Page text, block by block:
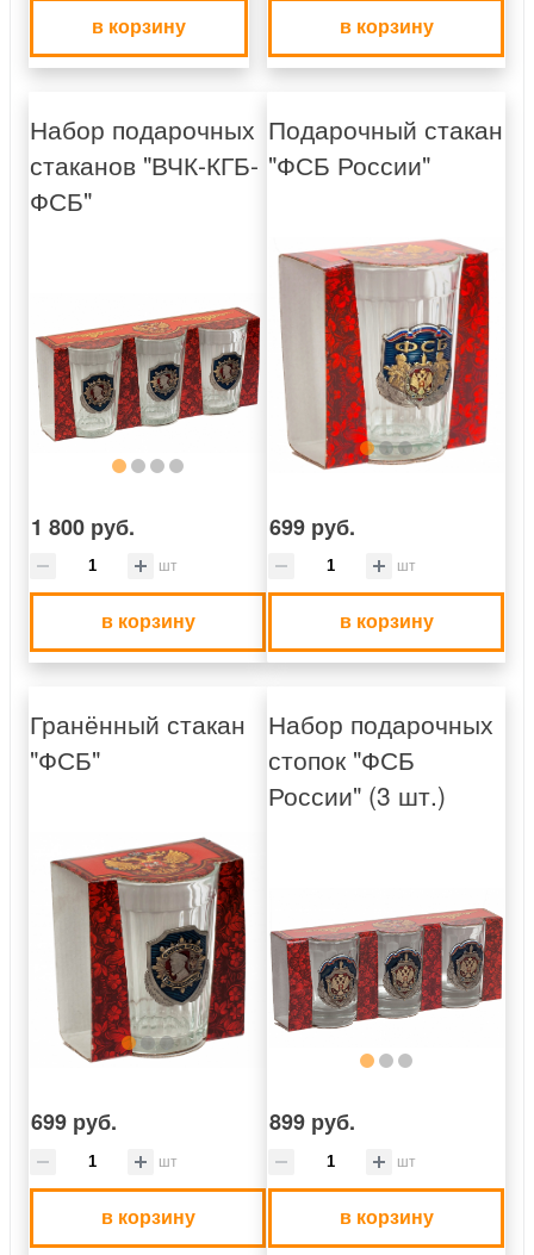
в корзину в корзину
Набор подарочных
стаканов "ВЧК-КГБ-
ФСБ"
1 800 руб.
шт
в корзину
Подарочный стакан
"ФСБ России"
699 руб.
шт
в корзину
Гранённый стакан
"ФСБ"
699 руб.
шт
в корзину
Набор подарочных
стопок "ФСБ
России" (3 шт.)
899 руб.
шт
в корзину